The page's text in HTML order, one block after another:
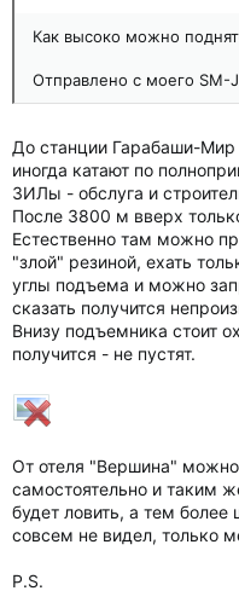
Как высоко можно
Отправлено с моего SM-
До станции Гарабаши-Мир
иногда катают по
ЗИЛы - обслуга и
После 3800 м вверх
Естественно там можно
"злой" резиной, ехать
углы подъема и можно
сказать получится
Внизу подъемника стоит
получится - не пустят.
От отеля "Вершина" можно
самостоятельно и таким
будет ловить, а тем более
совсем не видел, только
P.S.